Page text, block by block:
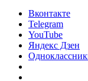
Вконтакте
Telegram
YouTube
Яндекс Дзен